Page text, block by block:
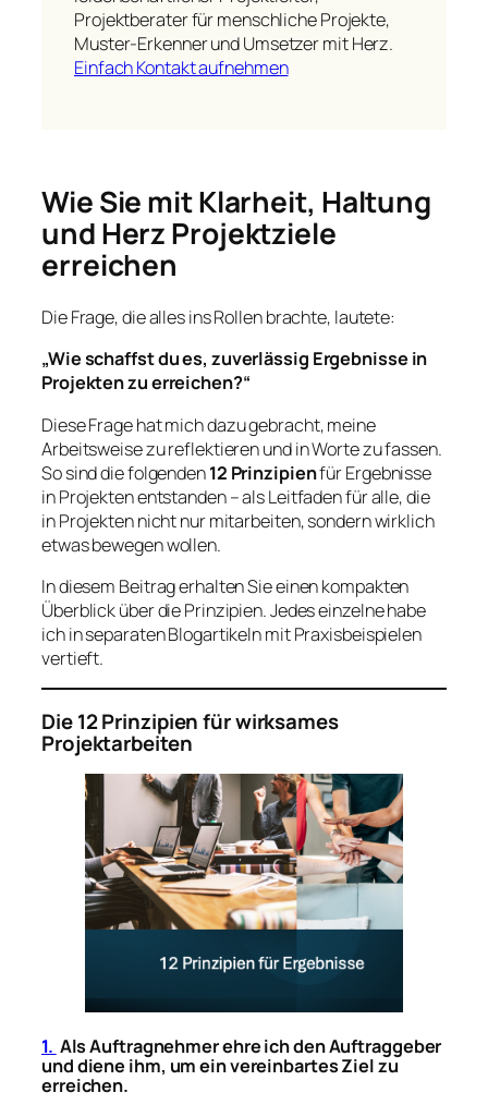
Projektberater für menschliche Projekte,
Muster-Erkenner und Umsetzer mit Herz.
Einfach Kontakt aufnehmen
Wie Sie mit Klarheit, Haltung
und Herz Projektziele
erreichen
Die Frage, die alles ins Rollen brachte, lautete:
„Wie schaffst du es, zuverlässig Ergebnisse in
Projekten zu erreichen?“
Diese Frage hat mich dazu gebracht, meine
Arbeitsweise zu reflektieren und in Worte zu fassen.
So sind die folgenden12 Prinzipienfür Ergebnisse
in Projekten entstanden – als Leitfaden für alle, die
in Projekten nicht nur mitarbeiten, sondern wirklich
etwas bewegen wollen.
In diesem Beitrag erhalten Sie einen kompakten
Überblick über die Prinzipien. Jedes einzelne habe
ich in separaten Blogartikeln mit Praxisbeispielen
vertieft.
Die 12 Prinzipien für wirksames
Projektarbeiten
1. Als Auftragnehmer ehre ich den Auftraggeber
und diene ihm, um ein vereinbartes Ziel zu
erreichen.